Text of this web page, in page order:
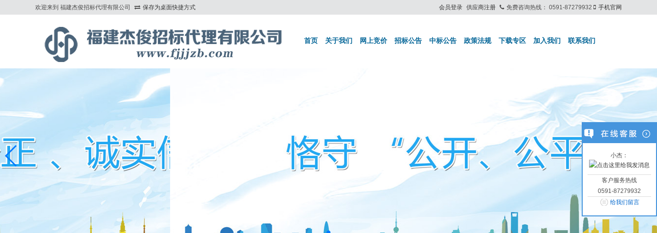
会员登录 供应商注册 免费咨询热线： 0591-87279932 手机官网
欢迎来到 福建杰俊招标代理有限公司 保存为桌面快捷方式
首页 关于我们 网上竞价 招标公告 中标公告 政策法规 下载专区 加入我们 联系我们
小杰：
客户服务热线
0591-87279932
给我们留言